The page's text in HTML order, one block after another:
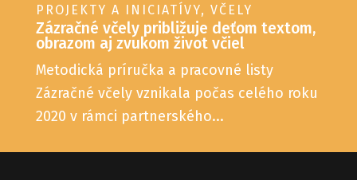
PROJEKTY A INICIATÍVY, VČELY
Zázračné včely približuje deťom textom,
obrazom aj zvukom život včiel
Metodická príručka a pracovné listy
Zázračné včely vznikala počas celého roku
2020 v rámci partnerského...